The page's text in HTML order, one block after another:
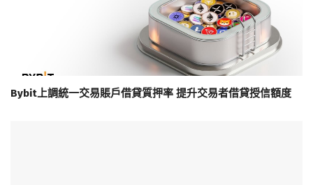
Bybit上調統一交易賬戶借貸質押率 提升交易者借貸授信額度